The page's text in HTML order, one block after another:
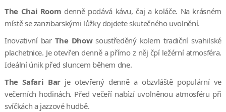
The Chai Room denně podává kávu, čaj a koláče. Na krásném
místě se zanzibarskými lůžky dojdete skutečného uvolnění.
Inovativní bar The Dhowsoustředěný kolem tradiční svahilské
plachetnice. Je otevřen denně a přímo z něj čpí ležérní atmosféra.
Ideální únik před sluncem během dne.
The Safari Barje otevřený denně a obzvláště populární ve
večerních hodinách. Před večeří nabízí uvolněnou atmosféru při
svíčkách a jazzové hudbě.